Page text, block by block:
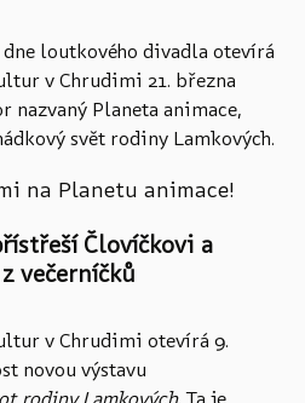
loutkového divadla otevírá
v Chrudimi 21. března
Planeta animace,
svět rodiny Lamkových.
na Planetu animace!
Človíčkovi a
večerníčků
v Chrudimi otevírá 9.
novou výstavu